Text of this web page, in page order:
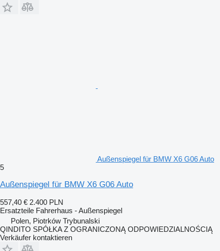
Außenspiegel für BMW X6 G06 Auto
5
Außenspiegel für BMW X6 G06 Auto
557,40 € 2.400 PLN
Ersatzteile Fahrerhaus - Außenspiegel
Polen, Piotrków Trybunalski
QINDITO SPÓŁKA Z OGRANICZONĄ ODPOWIEDZIALNOŚCIĄ
Verkäufer kontaktieren